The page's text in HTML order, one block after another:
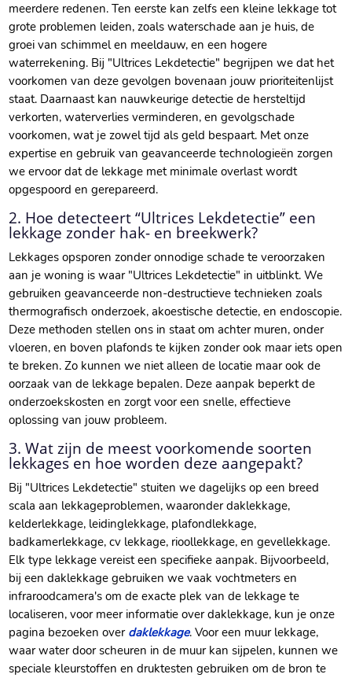
meerdere redenen.​ Ten eerste kan zelfs een kleine lekkage tot
grote problemen leiden, zoals waterschade aan je huis, de
groei van schimmel en meeldauw, en een hogere
waterrekening.​ Bij "Ultrices Lekdetectie" begrijpen we dat het
voorkomen van deze gevolgen bovenaan jouw prioriteitenlijst
staat.​ Daarnaast kan nauwkeurige detectie de hersteltijd
verkorten, waterverlies verminderen, en gevolgschade
voorkomen, wat je zowel tijd als geld bespaart.​ Met onze
expertise en gebruik van geavanceerde technologieën zorgen
we ervoor dat de lekkage met minimale overlast wordt
opgespoord en gerepareerd.​
2.​ Hoe detecteert “Ultrices Lekdetectie” een
lekkage zonder hak- en breekwerk?
Lekkages opsporen zonder onnodige schade te veroorzaken
aan je woning is waar "Ultrices Lekdetectie" in uitblinkt.​ We
gebruiken geavanceerde non-destructieve technieken zoals
thermografisch onderzoek, akoestische detectie, en endoscopie.​
Deze methoden stellen ons in staat om achter muren, onder
vloeren, en boven plafonds te kijken zonder ook maar iets open
te breken.​ Zo kunnen we niet alleen de locatie maar ook de
oorzaak van de lekkage bepalen.​ Deze aanpak beperkt de
onderzoekskosten en zorgt voor een snelle, effectieve
oplossing van jouw probleem.​
3.​ Wat zijn de meest voorkomende soorten
lekkages en hoe worden deze aangepakt?
Bij "Ultrices Lekdetectie" stuiten we dagelijks op een breed
scala aan lekkageproblemen, waaronder daklekkage,
kelderlekkage, leidinglekkage, plafondlekkage,
badkamerlekkage, cv lekkage, rioollekkage, en gevellekkage.​
Elk type lekkage vereist een specifieke aanpak.​ Bijvoorbeeld,
bij een daklekkage gebruiken we vaak vochtmeters en
infraroodcamera's om de exacte plek van de lekkage te
localiseren, voor meer informatie over daklekkage, kun je onze
pagina bezoeken over daklekkage.​ Voor een muur lekkage,
waar water door scheuren in de muur kan sijpelen, kunnen we
speciale kleurstoffen en druktesten gebruiken om de bron te